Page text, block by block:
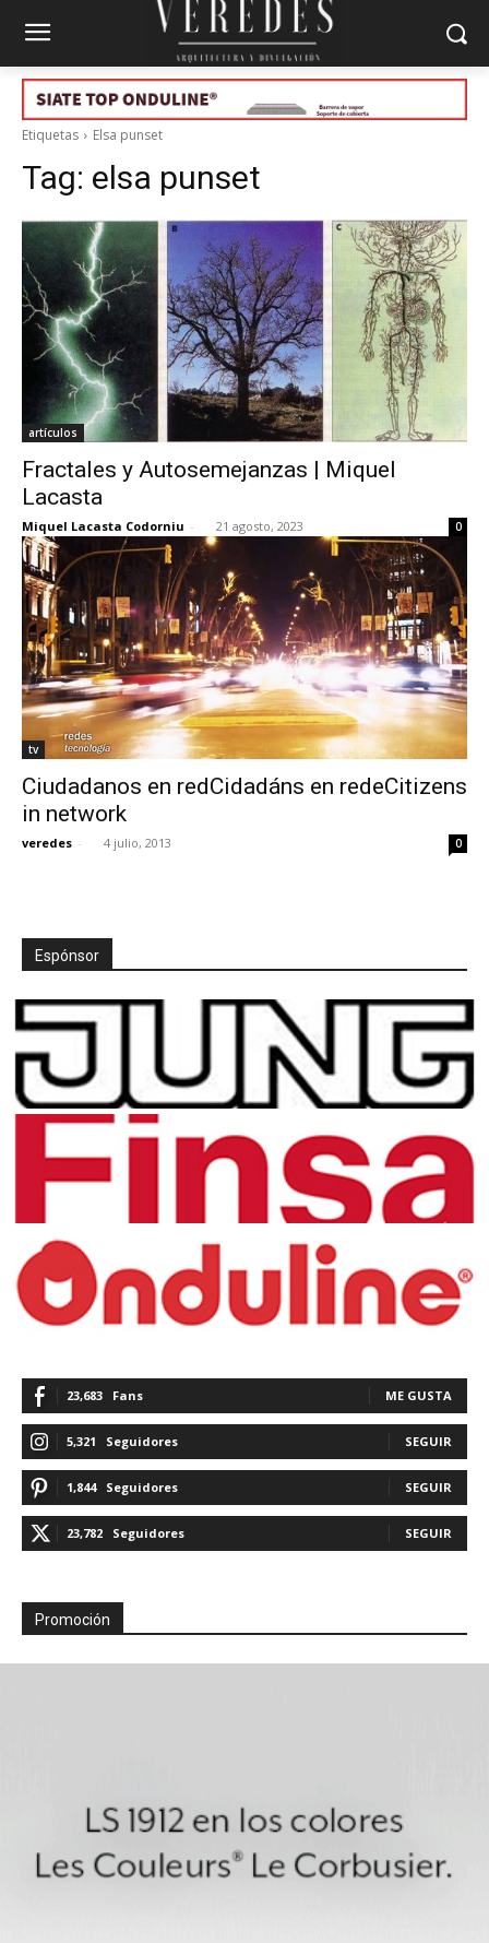
Etiquetas Elsa punset
Tag: elsa punset
artículos
Fractales y Autosemejanzas | Miquel
Lacasta
Miquel Lacasta Codorniu - 21 agosto, 2023 0
tv
Ciudadanos en redCidadáns en redeCitizens
in network
veredes - 4 julio, 2013 0
Espónsor
23,683 Fans ME GUSTA
5,321 Seguidores SEGUIR
1,844 Seguidores SEGUIR
23,782 Seguidores SEGUIR
Promoción